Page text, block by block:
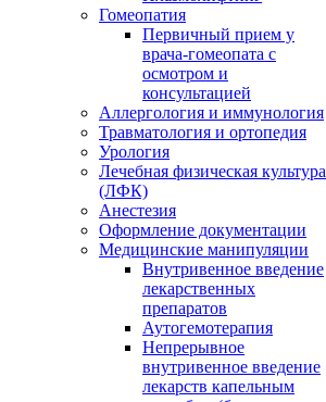
Гомеопатия
Первичный прием у
врача-гомеопата с
осмотром и
консультацией
Аллергология и иммунология
Травматология и ортопедия
Урология
Лечебная физическая культура
(ЛФК)
Анестезия
Оформление документации
Медицинские манипуляции
Внутривенное введение
лекарственных
препаратов
Аутогемотерапия
Непрерывное
внутривенное введение
лекарств капельным